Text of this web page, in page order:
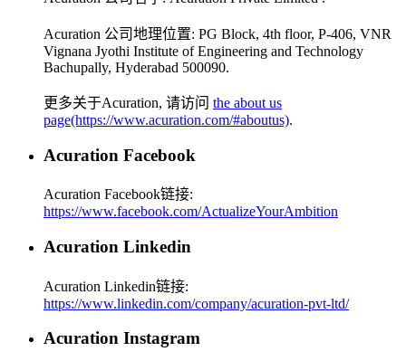
Acuration 公司地理位置: PG Block, 4th floor, P-406, VNR
Vignana Jyothi Institute of Engineering and Technology
Bachupally, Hyderabad 500090.
更多关于Acuration, 请访问 the about us
page(https://www.acuration.com/#aboutus).
Acuration Facebook
Acuration Facebook链接:
https://www.facebook.com/ActualizeYourAmbition
Acuration Linkedin
Acuration Linkedin链接:
https://www.linkedin.com/company/acuration-pvt-ltd/
Acuration Instagram